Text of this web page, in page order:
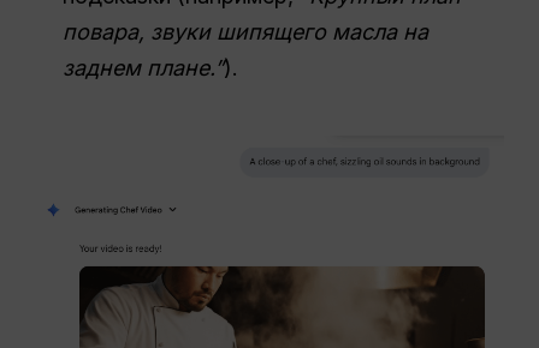
повара, звуки шипящего масла на
заднем плане.”).